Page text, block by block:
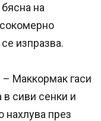
на
изпразва.
Маккормак гаси
сиви сенки и
нахлува през